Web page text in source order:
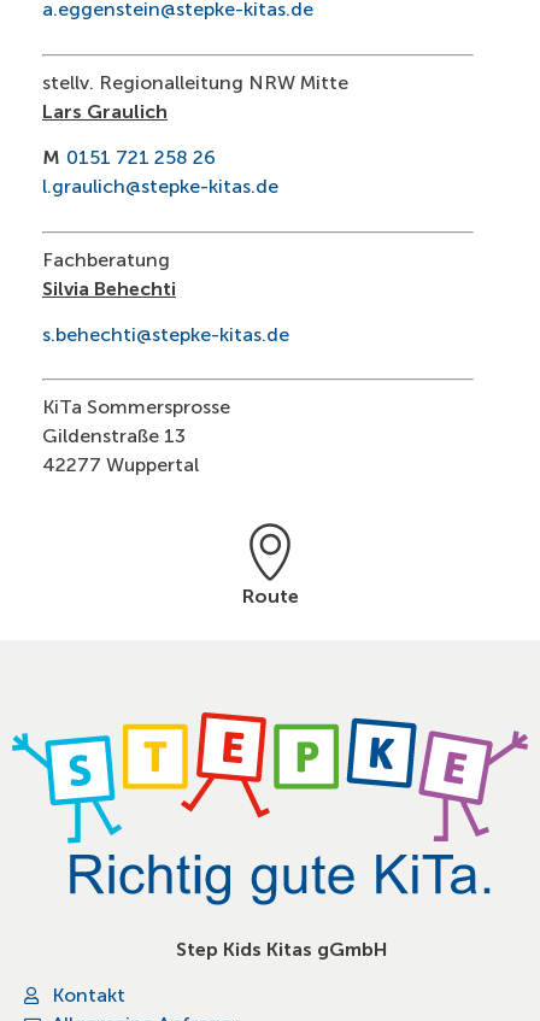
a.eggenstein@stepke-kitas.de
stellv. Regionalleitung NRW Mitte
Lars Graulich
M 0151 721 258 26
l.graulich@stepke-kitas.de
Fachberatung
Silvia Behechti
s.behechti@stepke-kitas.de
KiTa Sommersprosse
Gildenstraße 13
42277 Wuppertal
Route
Step Kids Kitas gGmbH
Kontakt